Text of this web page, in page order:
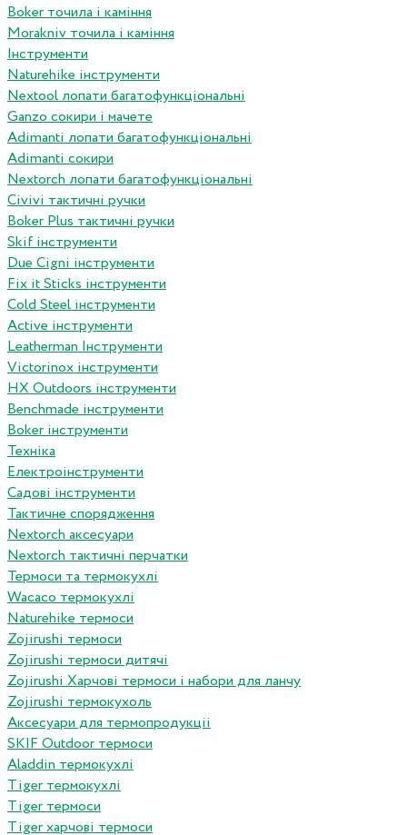
Boker точила і каміння
Morakniv точила і каміння
Інструменти
Naturehike інструменти
Nextool лопати багатофункціональні
Ganzo сокири і мачете
Adimanti лопати багатофункціональні
Adimanti сокири
Nextorch лопати багатофункціональні
Сivivi тактичні ручки
Boker Plus тактичні ручки
Skif інструменти
Due Cigni інструменти
Fix it Sticks інструменти
Сold Steel інструменти
Active інструменти
Leatherman Інструменти
Victorinox інструменти
HX Outdoors інструменти
Benchmade інструменти
Boker інструменти
Техніка
Електроінструменти
Садові інструменти
Тактичне спорядження
Nextorch аксесуари
Nextorch тактичні перчатки
Термоси та термокухлі
Wacaco термокухлі
Naturehike термоси
Zojirushi термоси
Zojirushi термоси дитячі
Zojirushi Харчові термоси і набори для ланчу
Zojirushi термокухоль
Аксесуари для термопродукціі
SKIF Outdoor термоси
Aladdin термокухлі
Tiger термокухлі
Tiger термоси
Tiger харчові термоси